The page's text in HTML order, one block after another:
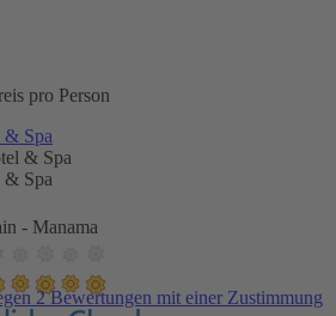
pro Person
Spa
Spa
- Manama
2 Bewertungen mit einer Zustimmung